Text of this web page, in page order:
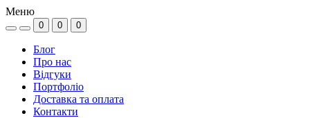
Меню
0 0 0
Блог
Про нас
Відгуки
Портфоліо
Доставка та оплата
Контакти